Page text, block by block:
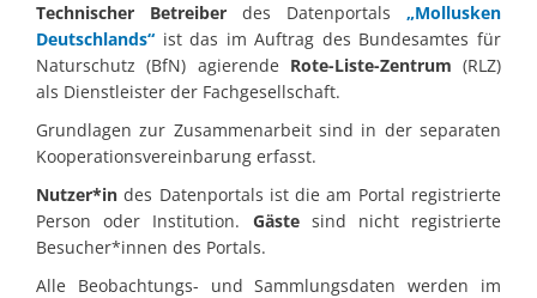
Technischer Betreiber des Datenportals „Mollusken
Deutschlands“ ist das im Auftrag des Bundesamtes für
Naturschutz (BfN) agierende Rote-Liste-Zentrum (RLZ)
als Dienstleister der Fachgesellschaft.
Grundlagen zur Zusammenarbeit sind in der separaten
Kooperationsvereinbarung erfasst.
Nutzer*in des Datenportals ist die am Portal registrierte
Person oder Institution. Gästesind nicht registrierte
Besucher*innen des Portals.
Alle Beobachtungs- und Sammlungsdaten werden im